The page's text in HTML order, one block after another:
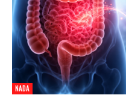
NADA